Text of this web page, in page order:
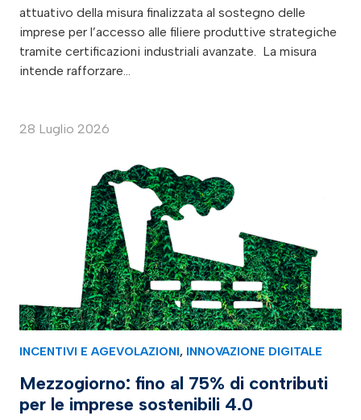
attuativo della misura finalizzata al sostegno delle
imprese per l’accesso alle filiere produttive strategiche
tramite certificazioni industriali avanzate. La misura
intende rafforzare…
28 Luglio 2026
INCENTIVI E AGEVOLAZIONI, INNOVAZIONE DIGITALE
Mezzogiorno: fino al 75% di contributi
per le imprese sostenibili 4.0